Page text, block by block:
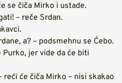
se čiča Mirko i ustade.
– reče Srdan.
a? – podsmehnu se Ćebo.
jer vide da će biti
reći će čiča Mirko – nisi skakao